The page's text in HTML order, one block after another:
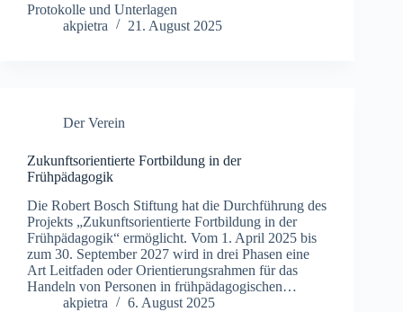
Protokolle und Unterlagen
akpietra
21. August 2025
Der Verein
Zukunftsorientierte Fortbildung in der
Frühpädagogik
Die Robert Bosch Stiftung hat die Durchführung des
Projekts „Zukunftsorientierte Fortbildung in der
Frühpädagogik“ ermöglicht. Vom 1. April 2025 bis
zum 30. September 2027 wird in drei Phasen eine
Art Leitfaden oder Orientierungsrahmen für das
Handeln von Personen in frühpädagogischen…
akpietra
6. August 2025